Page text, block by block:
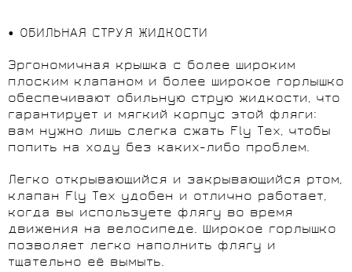
• ОБИЛЬНАЯ СТРУЯ ЖИДКОСТИ
Эргономичная крышка с более широким
плоским клапаном и более широкое горлышко
обеспечивают обильную струю жидкости, что
гарантирует и мягкий корпус этой фляги:
вам нужно лишь слегка сжать Fly Tex, чтобы
попить на ходу без каких-либо проблем.
Легко открывающийся и закрывающийся ртом,
клапан Fly Tex удобен и отлично работает,
когда вы используете флягу во время
движения на велосипеде. Широкое горлышко
позволяет легко наполнить флягу и
тщательно её вымыть.